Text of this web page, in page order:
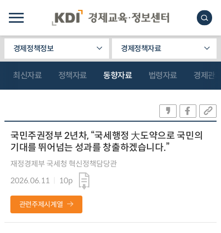
경제정책정보 경제정책자료
최신자료 정책자료 동향자료 법령자료 경제관
국민주권정부 2년차, “국세행정 大도약으로 국민의
기대를 뛰어넘는 성과를 창출하겠습니다.”
재정경제부 국세청 혁신정책담당관
2026.06.11
10p
관련주제시계열